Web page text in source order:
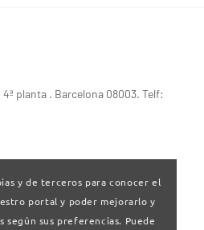
planta . Barcelona 08003. Telf:
legales|Política de privacitat
y de terceros para conocer el
portal y poder mejorarlo y
según sus preferencias. Puede